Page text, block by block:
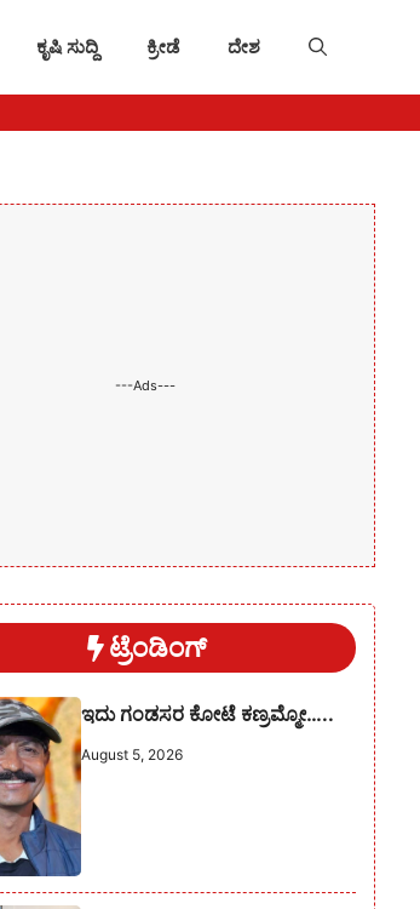
ಕೃಷಿ ಸುದ್ದಿ ಕ್ರೀಡೆ ದೇಶ
---Ads---
ಟ್ರೆಂಡಿಂಗ್
ಇದು ಗಂಡಸರ ಕೋಟೆ ಕಣ್ರಮ್ಮೋ…..
August 5, 2026